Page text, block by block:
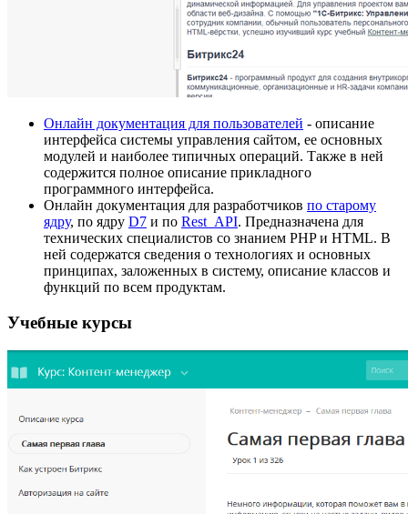
Онлайн документация для пользователей - описание
интерфейса системы управления сайтом, ее основных
модулей и наиболее типичных операций. Также в ней
содержится полное описание прикладного
программного интерфейса.
Онлайн документация для разработчиков по старому
ядру, по ядру D7 и по Rest_API. Предназначена для
технических специалистов со знанием PHP и HTML. В
ней содержатся сведения о технологиях и основных
принципах, заложенных в систему, описание классов и
функций по всем продуктам.
Учебные курсы